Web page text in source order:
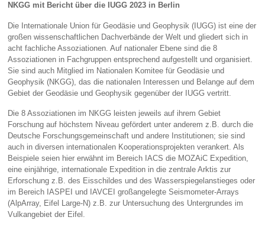
NKGG mit Bericht über die IUGG 2023 in Berlin
Die Internationale Union für Geodäsie und Geophysik (IUGG) ist eine der
großen wissenschaftlichen Dachverbände der Welt und gliedert sich in
acht fachliche Assoziationen. Auf nationaler Ebene sind die 8
Assoziationen in Fachgruppen entsprechend aufgestellt und organisiert.
Sie sind auch Mitglied im Nationalen Komitee für Geodäsie und
Geophysik (NKGG), das die nationalen Interessen und Belange auf dem
Gebiet der Geodäsie und Geophysik gegenüber der IUGG vertritt.
Die 8 Assoziationen im NKGG leisten jeweils auf ihrem Gebiet
Forschung auf höchstem Niveau gefördert unter anderem z.B. durch die
Deutsche Forschungsgemeinschaft und andere Institutionen; sie sind
auch in diversen internationalen Kooperationsprojekten verankert. Als
Beispiele seien hier erwähnt im Bereich IACS die MOZAiC Expedition,
eine einjährige, internationale Expedition in die zentrale Arktis zur
Erforschung z.B. des Eisschildes und des Wasserspiegelanstieges oder
im Bereich IASPEI und IAVCEI großangelegte Seismometer-Arrays
(AlpArray, Eifel Large-N) z.B. zur Untersuchung des Untergrundes im
Vulkangebiet der Eifel.